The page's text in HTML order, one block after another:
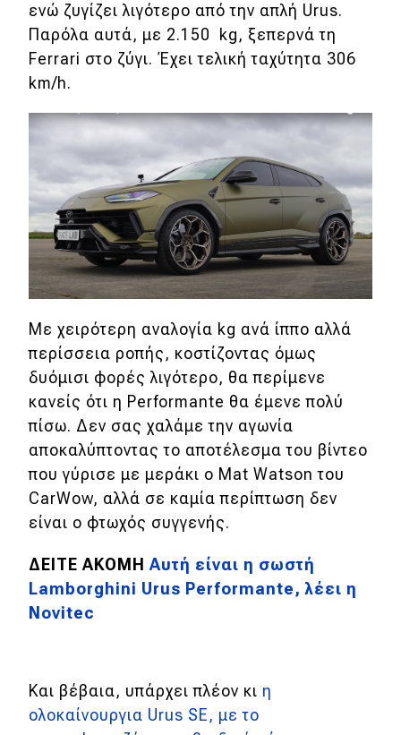
Μεταχειρισμένο
Οδηγός αγοράς
Συμβουλές
Χρηστικά
Συμβουλές
ΚΤΕΟ
Οδική βοήθεια
eDRIVE
DRIVE USED
ενώ ζυγίζει λιγότερο από την απλή Urus.
Παρόλα αυτά, με 2.150 kg, ξεπερνά τη
Ferrari στο ζύγι. Έχει τελική ταχύτητα 306
km/h.
Με χειρότερη αναλογία kg ανά ίππο αλλά
περίσσεια ροπής, κοστίζοντας όμως
δυόμισι φορές λιγότερο, θα περίμενε
κανείς ότι η Performante θα έμενε πολύ
πίσω. Δεν σας χαλάμε την αγωνία
αποκαλύπτοντας το αποτέλεσμα του βίντεο
που γύρισε με μεράκι ο Mat Watson του
CarWow, αλλά σε καμία περίπτωση δεν
είναι ο φτωχός συγγενής.
ΔΕΙΤΕ ΑΚΟΜΗ Αυτή είναι η σωστή
Lamborghini Urus Performante, λέει η
Novitec
Και βέβαια, υπάρχει πλέον κι η
ολοκαίνουργια Urus SE, με το